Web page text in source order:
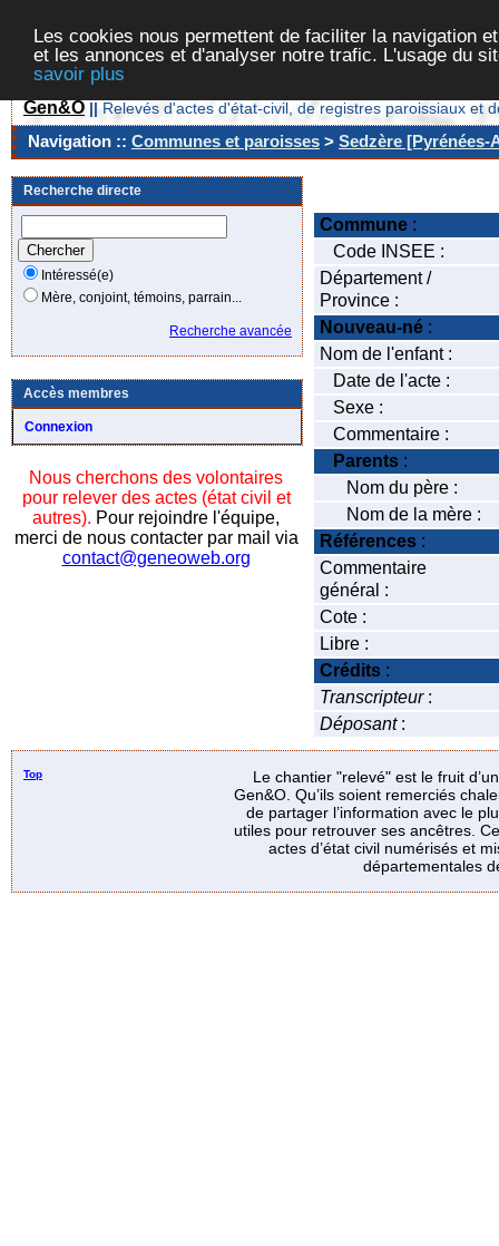
Les cookies nous permettent de faciliter la navigation
et les annonces et d'analyser notre trafic. L'usage du
savoir plus
Gen&O || Relevés d'actes d'état-civil, de registres paroissiaux et
Navigation :: Communes et paroisses > Sedzère [Pyrénées-
Recherche directe
Intéressé(e)
Mère, conjoint, témoins, parrain...
Recherche avancée
Accès membres
Connexion
Nous cherchons des volontaires
pour relever des actes (état civil et
autres). Pour rejoindre l'équipe,
merci de nous contacter par mail via
contact@geneoweb.org
Commune :
Code INSEE :
Département /
Province :
Nouveau-né :
Nom de l'enfant :
Date de l'acte :
Sexe :
Commentaire :
Parents :
Nom du père :
Nom de la mère :
Références :
Commentaire
général :
Cote :
Libre :
Crédits :
Transcripteur:
Déposant:
Top
Le chantier "relevé" est le fruit
Gen&O. Qu’ils soient remerciés
de partager l’information avec le
utiles pour retrouver ses ancêtres.
actes d’état civil numérisés et
départementales